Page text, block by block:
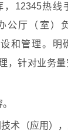
12345热线
公厅（室）
和管理。明
，针对业务
术（应用）